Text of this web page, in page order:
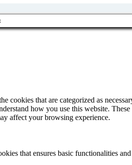
that are categorized as
how you use this website.
affect your browsing experience.
that ensures basic functionalities